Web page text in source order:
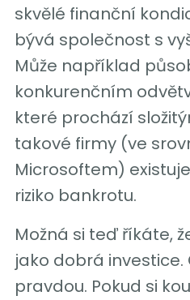
skvělé finanční
bývá společnost s
Může například
konkurenčním
které prochází
takové firmy (ve
Microsoftem)
riziko bankrotu.
Možná si teď říkáte,
jako dobrá investice.
pravdou. Pokud si